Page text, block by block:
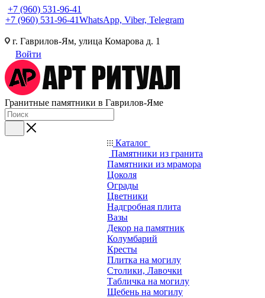
+7 (960) 531-96-41
+7 (960) 531-96-41WhatsApp, Viber, Telegram
г. Гаврилов-Ям, улица Комарова д. 1
Войти
Гранитные памятники в Гаврилов-Яме
Каталог
Памятники из гранита
Памятники из мрамора
Цоколя
Ограды
Цветники
Надгробная плита
Вазы
Декор на памятник
Колумбарий
Кресты
Плитка на могилу
Столики, Лавочки
Табличка на могилу
Щебень на могилу